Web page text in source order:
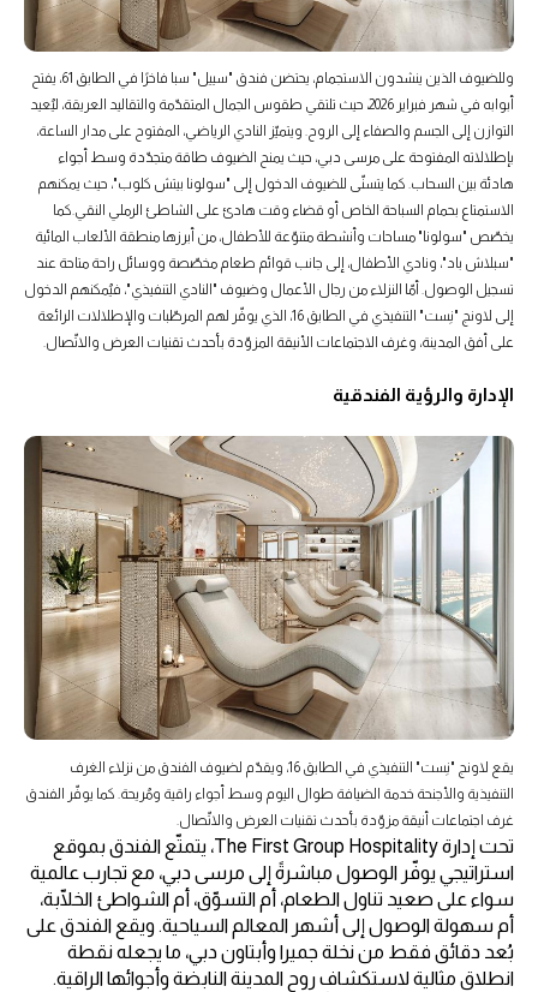
وللضيوف الذين ينشدون الاستجمام، يحتضن فندق "سييل" سبا فاخرًا في الطابق 61، يفتح
أبوابه في شهر فبراير 2026، حيث تلتقي طقوس الجمال المتقدّمة والتقاليد العريقة، ليُعيد
التوازن إلى الجسم والصفاء إلى الروح. ويتميّز النادي الرياضي، المفتوح على مدار الساعة،
بإطلالاته المفتوحة على مرسى دبي، حيث يمنح الضيوف طاقة متجدّدة وسط أجواء
هادئة بين السحاب. كما يتسنّى للضيوف الدخول إلى "سولونا بيتش كلوب"، حيث يمكنهم
الاستمتاع بحمام السباحة الخاص أو قضاء وقت هادئ على الشاطئ الرملي النقي.كما
يخصّص "سولونا" مساحات وأنشطة متنوّعة للأطفال، من أبرزها منطقة الألعاب المائية
"سبلاش باد"، ونادي الأطفال، إلى جانب قوائم طعام مخصّصة ووسائل راحة متاحة عند
تسجيل الوصول. أمّا النزلاء من رجال الأعمال وضيوف "النادي التنفيذي"، فيُمكنهم الدخول
إلى لاونج "نِست" التنفيذي في الطابق 16، الذي يوفّر لهم المرطّبات والإطلالات الرائعة
على أفق المدينة، وغرف الاجتماعات الأنيقة المزوّدة بأحدث تقنيات العرض والاتّصال.
الإدارة والرؤية الفندقية
يقع لاونج "نِست" التنفيذي في الطابق 16، ويقدّم لضيوف الفندق من نزلاء الغرف
التنفيذية والأجنحة خدمة الضيافة طوال اليوم وسط أجواء راقية ومُريحة. كما يوفّر الفندق
غرف اجتماعات أنيقة مزوّدة بأحدث تقنيات العرض والاتّصال.
تحت إدارة The First Group Hospitality، يتمتّع الفندق بموقع
استراتيجي يوفّر الوصول مباشرةً إلى مرسى دبي، مع تجارب عالمية
سواء على صعيد تناول الطعام، أم التسوّق، أم الشواطئ الخلّابة،
أم سهولة الوصول إلى أشهر المعالم السياحية. ويقع الفندق على
بُعد دقائق فقط من نخلة جميرا وأبتاون دبي، ما يجعله نقطة
انطلاق مثالية لاستكشاف روح المدينة النابضة وأجوائها الراقية.